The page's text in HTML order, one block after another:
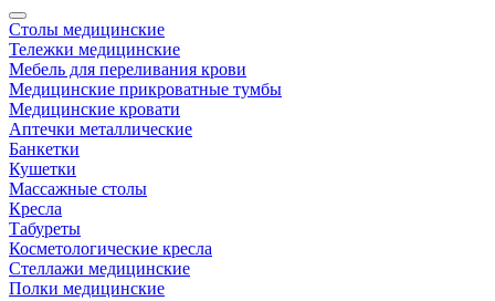
Столы медицинские
Тележки медицинские
Мебель для переливания крови
Медицинские прикроватные тумбы
Медицинские кровати
Аптечки металлические
Банкетки
Кушетки
Массажные столы
Кресла
Табуреты
Косметологические кресла
Стеллажи медицинские
Полки медицинские